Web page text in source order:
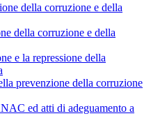
della corruzione e della
della corruzione e della
e la repressione della
prevenzione della corruzione
ed atti di adeguamento a